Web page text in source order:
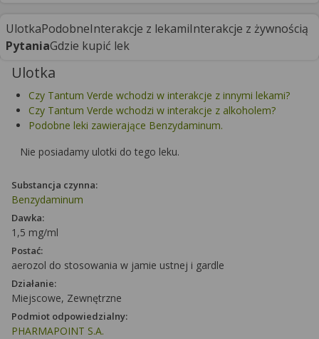
UlotkaPodobneInterakcje z lekamiInterakcje z żywnością
PytaniaGdzie kupić lek
Ulotka
Czy Tantum Verde wchodzi w interakcje z innymi lekami?
Czy Tantum Verde wchodzi w interakcje z alkoholem?
Podobne leki zawierające Benzydaminum.
Nie posiadamy ulotki do tego leku.
Substancja czynna:
Benzydaminum
Dawka:
1,5 mg/ml
Postać:
aerozol do stosowania w jamie ustnej i gardle
Działanie:
Miejscowe, Zewnętrzne
Podmiot odpowiedzialny:
PHARMAPOINT S.A.